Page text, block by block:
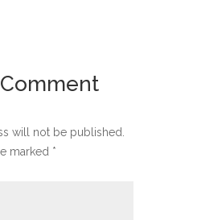
will not be published.
marked *